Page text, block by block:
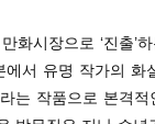
화시장으로 ‘진출’
에서 유명 작가의 화
는 작품으로 본격